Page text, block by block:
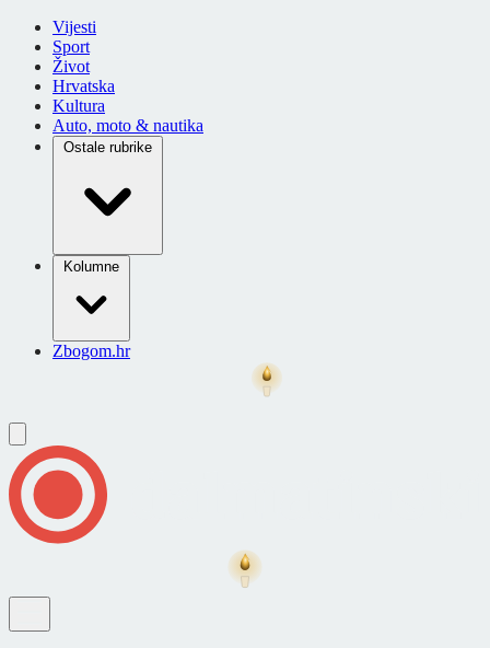
Vijesti
Sport
Život
Hrvatska
Kultura
Auto, moto & nautika
Ostale rubrike
Kolumne
Zbogom.hr